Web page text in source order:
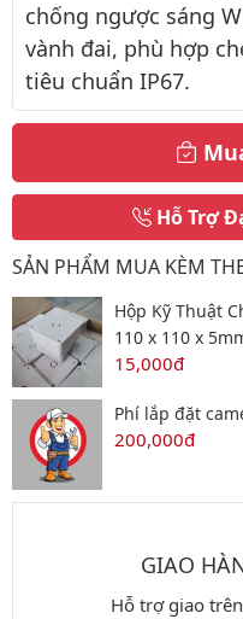
chống ngược sáng
vành đai, phù hợp
tiêu chuẩn IP67.
Hỗ Trợ
SẢN PHẨM MUA KÈM
Hộp Kỹ Thuật
110 x 110 x
15,000đ
Phí lắp đặt
200,000đ
GIAO
Hỗ trợ giao